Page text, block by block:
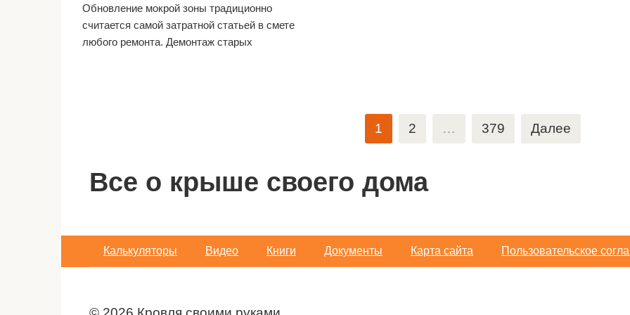
Обновление мокрой зоны традиционно
считается самой затратной статьей в смете
любого ремонта. Демонтаж старых
1 2 … 379 Далее
Все о крыше своего дома
Калькуляторы Видео Книги Документы Карта сайта Пользовательское